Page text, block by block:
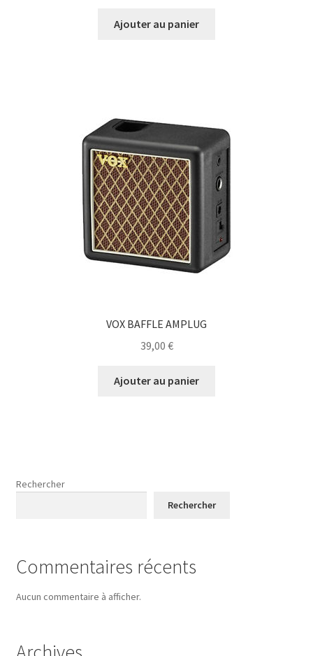
Ajouter au panier
VOX BAFFLE AMPLUG
39,00 €
Ajouter au panier
Rechercher
Rechercher
Commentaires récents
Aucun commentaire à afficher.